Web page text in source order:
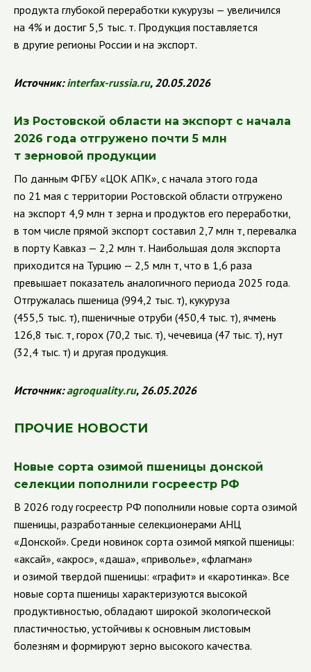
продукта глубокой переработки кукурузы — увеличился
на 4% и достиг 5,5 тыс. т. Продукция поставляется
в другие регионы России и на экспорт.
Источник:interfax-russia.ru, 20.05.2026
Из Ростовской области на экспорт с начала
2026 года отгружено почти 5 млн
т зерновой продукции
По данным ФГБУ «ЦОК АПК», с начала этого года
по 21 мая с территории Ростовской области отгружено
на экспорт 4,9 млн т зерна и продуктов его переработки,
в том числе прямой экспорт составил 2,7 млн т, перевалка
в порту Кавказ — 2,2 млн т. Наибольшая доля экспорта
приходится на Турцию — 2,5 млн т, что в 1,6 раза
превышает показатель аналогичного периода 2025 года.
Отгружалась пшеница (994,2 тыс. т), кукуруза
(455,5 тыс. т), пшеничные отруби (450,4 тыс. т), ячмень
126,8 тыс. т, горох (70,2 тыс. т), чечевица (47 тыс. т), нут
(32,4 тыс. т) и другая продукция.
Источник:agroquality.ru, 26.05.2026
ПРОЧИЕ НОВОСТИ
Новые сорта озимой пшеницы донской
селекции пополнили госреестр РФ
В 2026 году госреестр РФ пополнили новые сорта озимой
пшеницы, разработанные селекционерами АНЦ
«Донской». Среди новинок сорта озимой мягкой пшеницы:
«аксай», «акрос», «даша», «приволье», «флагман»
и озимой твердой пшеницы: «графит» и «каротинка». Все
новые сорта пшеницы характеризуются высокой
продуктивностью, обладают широкой экологической
пластичностью, устойчивы к основным листовым
болезням и формируют зерно высокого качества.